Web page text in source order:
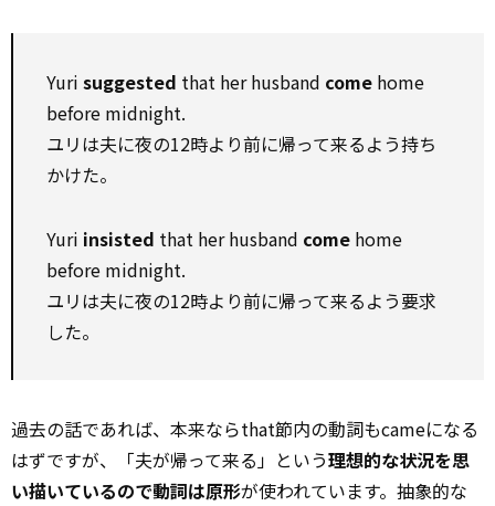
Yuri suggested that her husband come home
before midnight.
ユリは夫に夜の12時より前に帰って来るよう持ち
かけた。
Yuri insisted that her husband come home
before midnight.
ユリは夫に夜の12時より前に帰って来るよう要求
した。
過去の話であれば、本来ならthat節内の動詞もcameになる
はずですが、「夫が帰って来る」という理想的な状況を思
い描いているので動詞は原形が使われています。抽象的な